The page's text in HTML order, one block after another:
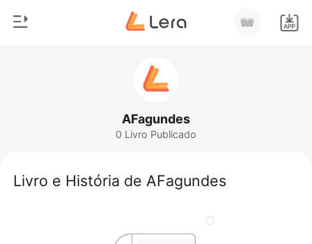
Lobisomem
AFagundes
0 Livro Publicado
Livro e História de AFagundes